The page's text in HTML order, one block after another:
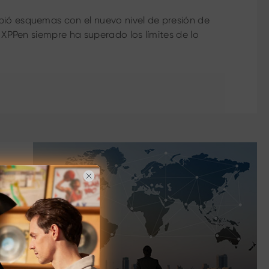
esquemas con el nuevo nivel de presión de
siempre ha superado los límites de lo